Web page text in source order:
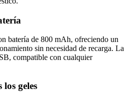
batería de 800 mAh, ofreciendo un
sin necesidad de recarga. La
compatible con cualquier
geles